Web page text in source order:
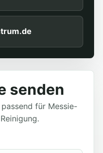
senden
für Messie-